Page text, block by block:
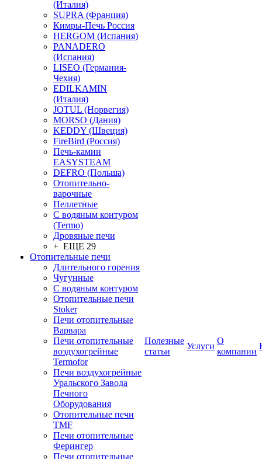
(Италия)
SUPRA (Франция)
Кимры-Печь Россия
HERGOM (Испания)
PANADERO
(Испания)
LISEO (Германия-
Чехия)
EDILKAMIN
(Италия)
JOTUL (Норвегия)
MORSO (Дания)
KEDDY (Швеция)
FireBird (Россия)
Печь-камин
EASYSTEAM
DEFRO (Польша)
Отопительно-
варочные
Пеллетные
С водяным контуром
(Termo)
Дровяные печи
+ ЕЩЕ 29
Отопительные печи
Длительного горения
Чугунные
C водяным контуром
Отопительные печи
Stoker
Печи отопительные
Варвара
Печи отопительные
воздухогрейные
Termofor
Печи воздухогрейные
Уральского Завода
Печного
Оборудования
Отопительные печи
TMF
Печи отопительные
Ферингер
Печи отопительные
Полезные
статьи
Услуги
О
компании